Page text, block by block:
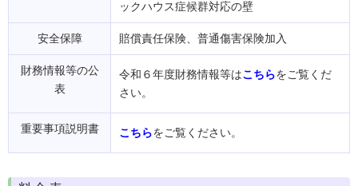
ックハウス症候群対応の壁
安全保障 賠償責任保険、普通傷害保険加入
財務情報等の公
表
令和６年度財務情報等はこちらをご覧くだ
さい。
重要事項説明書 こちらをご覧ください。